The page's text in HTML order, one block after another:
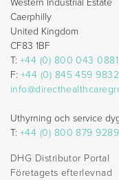
Caerphilly
United Kingdom
CF83 1BF
T: +44 (0) 800 043 0881
F: +44 (0) 845 459 9832
Uthyrning och service
T: +44 (0) 800 879 9289
DHG Distributor Portal
Företagets efterlevnad